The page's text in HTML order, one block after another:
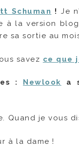
Schuman ! Je
la version
sortie au mois
savez ce que
: Newlook a
Quand je vous
à la dame !